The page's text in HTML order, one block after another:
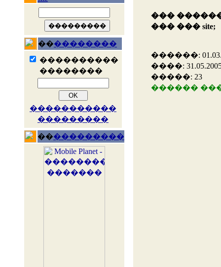
����������
����������
��������
�����������
���������
�����������
���
��� ��� site;
������:
����: 31.05.2005
�����: 23
������